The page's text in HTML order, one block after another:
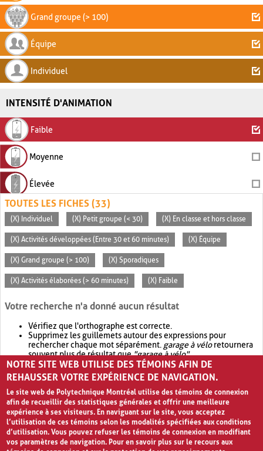
Grand groupe (> 100)
Équipe
Individuel
INTENSITÉ D'ANIMATION
Faible
Moyenne
Élevée
TOUTES LES FICHES (33)
(X) Individuel (X) Petit groupe (< 30) (X) En classe et hors classe
(X) Activités développées (Entre 30 et 60 minutes) (X) Équipe
(X) Grand groupe (> 100) (X) Sporadiques
(X) Activités élaborées (> 60 minutes) (X) Faible
Votre recherche n'a donné aucun résultat
Vérifiez que l'orthographe est correcte.
Supprimez les guillemets autour des expressions pour
rechercher chaque mot séparément. garage à véloretournera
souvent plus de résultat que"garage à vélo".
Envisagez d'élargir votre recherche avec OR.garage OR vélo
retournera souvent plus de résultat quegarage à vélo
NOTRE SITE WEB UTILISE DES TÉMOINS AFIN DE
REHAUSSER VOTRE EXPÉRIENCE DE NAVIGATION.
Le site web de Polytechnique Montréal utilise des témoins de connexion
afin de recueillir des statistiques générales et offrir une meilleure
expérience à ses visiteurs. En naviguant sur le site, vous acceptez
l’utilisation de ces témoins selon les modalités spécifiées aux conditions
d’utilisation. Vous pouvez refuser les témoins de connexion en modifiant
vos paramètres de navigation. Pour en savoir plus sur le recours aux